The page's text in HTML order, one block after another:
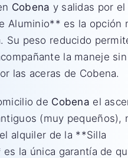
Cobena y salidas por el
Aluminio** es la opción
Su peso reducido
la maneje sin
las aceras de Cobena.
de Cobena el
(muy pequeños),
alquiler de la **Silla
la única garantía de